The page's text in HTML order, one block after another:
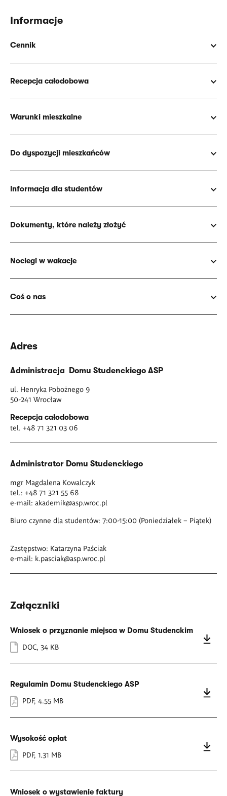
Informacje
Cennik
Recepcja całodobowa
Warunki mieszkalne
Do dyspozycji mieszkańców
Informacja dla studentów
Dokumenty, które należy złożyć
Noclegi w wakacje
Coś o nas
Adres
Administracja Domu Studenckiego ASP
ul. Henryka Pobożnego 9
50-241 Wrocław
Recepcja całodobowa
tel. +48 71 321 03 06
Administrator Domu Studenckiego
mgr Magdalena Kowalczyk
tel.: +48 71 321 55 68
e-mail: akademik@asp.wroc.pl
Biuro czynne dla studentów: 7:00-15:00 (Poniedziałek – Piątek)
Zastępstwo: Katarzyna Paściak
e-mail: k.pasciak@asp.wroc.pl
Załączniki
Wniosek o przyznanie miejsca w Domu Studenckim
DOC, 34 KB
Regulamin Domu Studenckiego ASP
PDF, 4.55 MB
Wysokość opłat
PDF, 1.31 MB
Wniosek o wystawienie faktury